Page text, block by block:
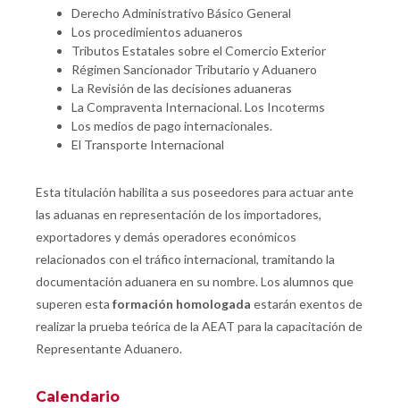
Derecho Administrativo Básico General
Los procedimientos aduaneros
Tributos Estatales sobre el Comercio Exterior
Régimen Sancionador Tributario y Aduanero
La Revisión de las decisiones aduaneras
La Compraventa Internacional. Los Incoterms
Los medios de pago internacionales.
El Transporte Internacional
Esta titulación habilita a sus poseedores para actuar ante
las aduanas en representación de los importadores,
exportadores y demás operadores económicos
relacionados con el tráfico internacional, tramitando la
documentación aduanera en su nombre. Los alumnos que
superen esta formación homologada estarán exentos de
realizar la prueba teórica de la AEAT para la capacitación de
Representante Aduanero.
Calendario